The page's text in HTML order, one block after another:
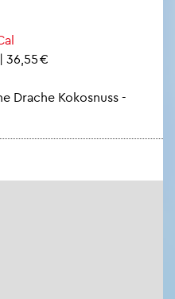
36,55 €
Dra­che Ko­kos­nuss -